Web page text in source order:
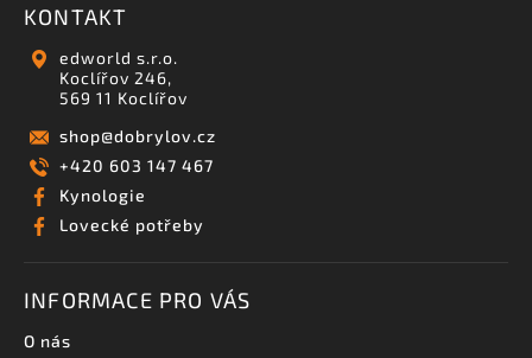
KONTAKT
edworld s.r.o.
Koclířov 246,
569 11 Koclířov
shop@dobrylov.cz
+420 603 147 467
Kynologie
Lovecké potřeby
INFORMACE PRO VÁS
O nás